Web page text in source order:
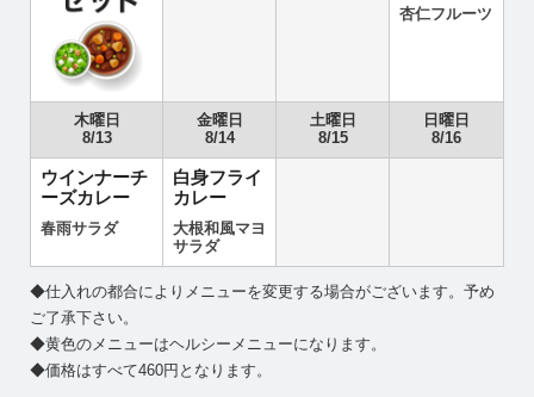
杏仁フルーツ
木曜日
8/13
金曜日
8/14
土曜日
8/15
日曜日
8/16
ウインナーチ
ーズカレー
春雨サラダ
白身フライ
カレー
大根和風マヨ
サラダ
◆仕入れの都合によりメニューを変更する場合がございます。予め
ご了承下さい。
◆黄色のメニューはヘルシーメニューになります。
◆価格はすべて460円となります。